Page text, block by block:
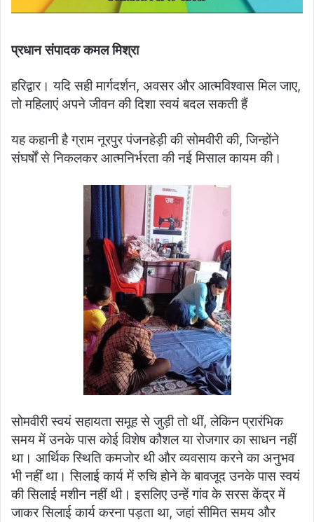
प्रधान संपादक कमल मिश्रा
हरिद्वार। यदि सही मार्गदर्शन, अवसर और आत्मविश्वास मिल जाए,
तो महिलाएं अपने जीवन की दिशा स्वयं बदल सकती हैं
यह कहानी है ग्राम नूरपुर पंजनहेड़ी की सोमवीरी की, जिन्होंने
संघर्षों से निकलकर आत्मनिर्भरता की नई मिसाल कायम की।
सोमवीरी स्वयं सहायता समूह से जुड़ी तो थीं, लेकिन प्रारंभिक
समय में उनके पास कोई विशेष कौशल या रोजगार का साधन नहीं
था। आर्थिक स्थिति कमजोर थी और व्यवसाय करने का अनुभव
भी नहीं था। सिलाई कार्य में रुचि होने के बावजूद उनके पास स्वयं
की सिलाई मशीन नहीं थी। इसलिए उन्हें गांव के सरस केंद्र में
जाकर सिलाई कार्य करना पड़ता था, जहां सीमित समय और